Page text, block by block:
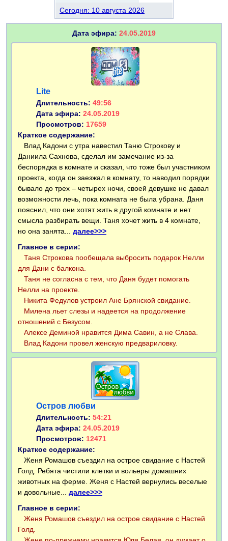
Сегодня: 10 августа 2026
Дата эфира: 24.05.2019
Lite
Длительность: 49:56
Дата эфира: 24.05.2019
Просмотров: 17659
Краткое содержание:
Влад Кадони с утра навестил Таню Строкову и
Даниила Сахнова, сделал им замечание из-за
беспорядка в комнате и сказал, что тоже был участником
проекта, когда он заезжал в комнату, то наводил порядки
бывало до трех – четырех ночи, своей девушке не давал
возможности лечь, пока комната не была убрана. Даня
пояснил, что они хотят жить в другой комнате и нет
смысла разбирать вещи. Таня хочет жить в 4 комнате,
но она занята... далее>>>
Главное в серии:
Таня Строкова пообещала выбросить подарок Нелли
для Дани с балкона.
Таня не согласна с тем, что Даня будет помогать
Нелли на проекте.
Никита Федулов устроил Ане Брянской свидание.
Милена льет слезы и надеется на продолжение
отношений с Безусом.
Алексе Деминой нравится Дима Савин, а не Слава.
Влад Кадони провел женскую предвариловку.
Остров любви
Длительность: 54:21
Дата эфира: 24.05.2019
Просмотров: 12471
Краткое содержание:
Женя Ромашов съездил на острое свидание с Настей
Голд. Ребята чистили клетки и вольеры домашних
животных на ферме. Женя с Настей вернулись веселые
и довольные... далее>>>
Главное в серии:
Женя Ромашов съездил на острое свидание с Настей
Голд.